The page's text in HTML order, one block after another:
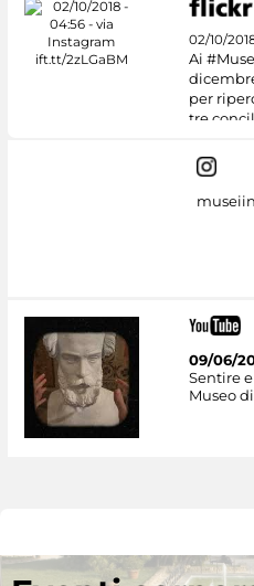
02/10/
Ai
per
tre
09/06/
Sentire
Museo